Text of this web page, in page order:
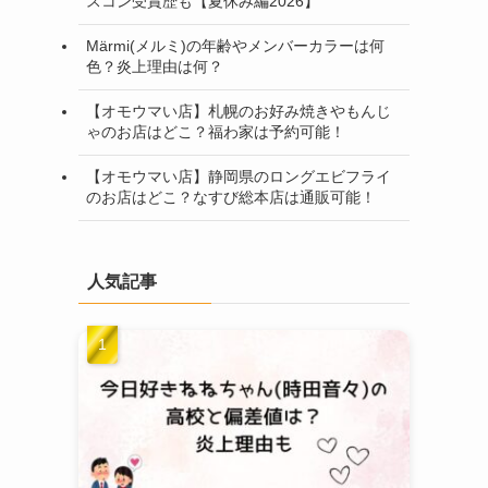
Märmi(メルミ)の年齢やメンバーカラーは何
色？炎上理由は何？
【オモウマい店】札幌のお好み焼きやもんじ
ゃのお店はどこ？福わ家は予約可能！
【オモウマい店】静岡県のロングエビフライ
のお店はどこ？なすび総本店は通販可能！
人気記事